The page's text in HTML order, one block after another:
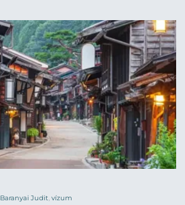
Baranyai Judit, vízum